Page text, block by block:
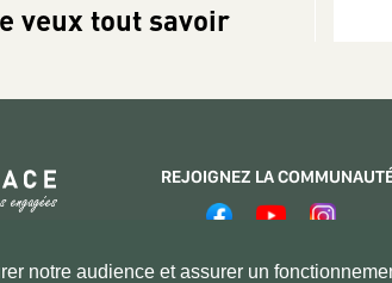
notre audience et assurer un
veux tout savoir
REJOIGNEZ LA
PAIEMENT SÉCURISÉ